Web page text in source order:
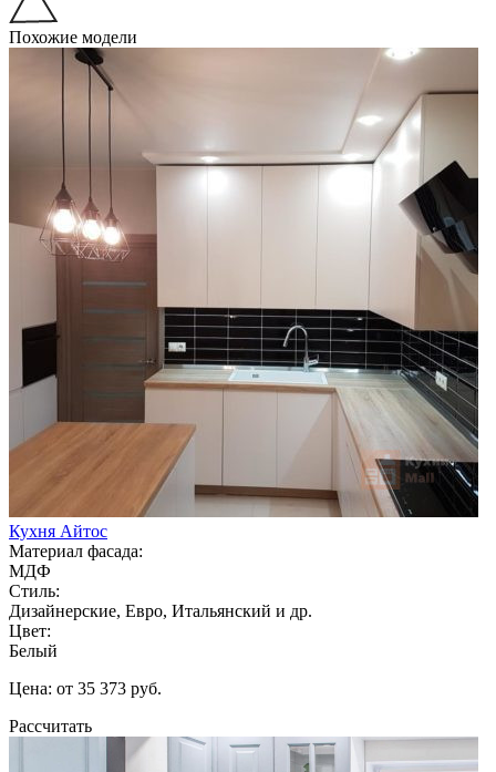
Похожие модели
Кухня Айтос
Материал фасада:
МДФ
Стиль:
Дизайнерские, Евро, Итальянский и др.
Цвет:
Белый
Цена: от 35 373 руб.
Рассчитать